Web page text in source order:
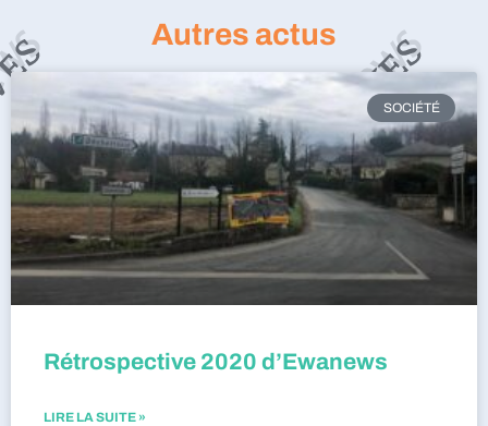
Autres actus
SOCIÉTÉ
Rétrospective 2020 d’Ewanews
LIRE LA SUITE »